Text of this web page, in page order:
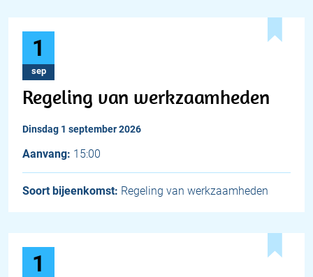
1
sep
Regeling van werkzaamheden
dinsdag 1 september 2026
Aanvang: 15:00
Soort bijeenkomst: Regeling van werkzaamheden
1